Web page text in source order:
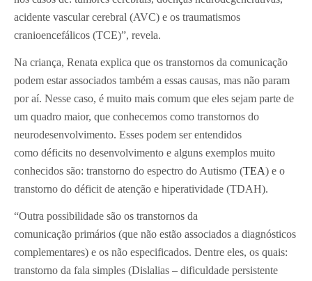
acidente vascular cerebral (AVC) e os traumatismos
cranioencefálicos (TCE)”, revela.
Na criança, Renata explica que os transtornos da comunicação
podem estar associados também a essas causas, mas não param
por aí. Nesse caso, é muito mais comum que eles sejam parte de
um quadro maior, que conhecemos como transtornos do
neurodesenvolvimento. Esses podem ser entendidos
como déficits no desenvolvimento e alguns exemplos muito
conhecidos são: transtorno do espectro do Autismo (TEA) e o
transtorno do déficit de atenção e hiperatividade (TDAH).
“Outra possibilidade são os transtornos da
comunicação primários (que não estão associados a diagnósticos
complementares) e os não especificados. Dentre eles, os quais:
transtorno da fala simples (Dislalias – dificuldade persistente